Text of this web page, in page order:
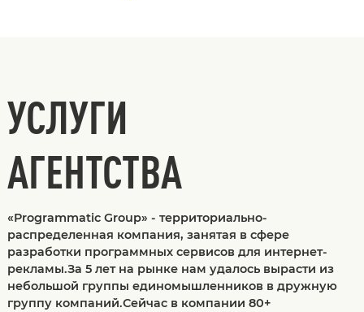
УСЛУГИ
АГЕНТСТВА
«Programmatic Group» - территориально-
распределенная компания, занятая в сфере
разработки программных сервисов для интернет-
рекламы.За 5 лет на рынке нам удалось вырасти из
небольшой группы единомышленников в дружную
группу компаний.Сейчас в компании 80+